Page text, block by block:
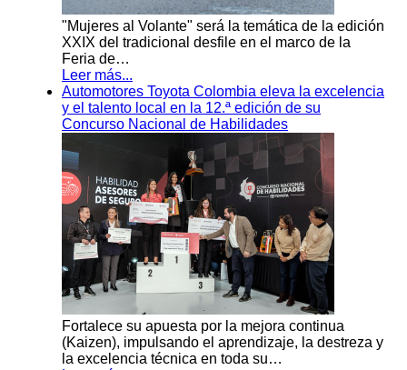
"Mujeres al Volante" será la temática de la edición
XXIX del tradicional desfile en el marco de la
Feria de…
Leer más...
Automotores Toyota Colombia eleva la excelencia
y el talento local en la 12.ª edición de su
Concurso Nacional de Habilidades
Fortalece su apuesta por la mejora continua
(Kaizen), impulsando el aprendizaje, la destreza y
la excelencia técnica en toda su…